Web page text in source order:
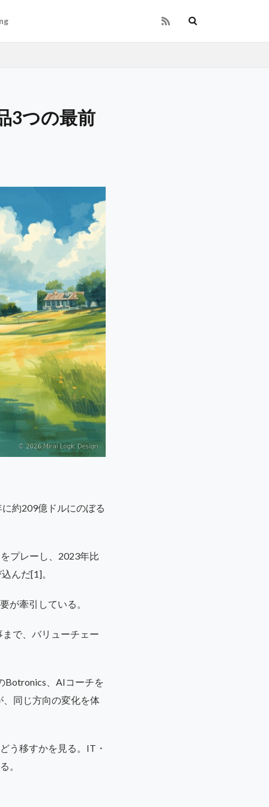
3つの最前
約209億ドルにのぼる
プレーし、2023年比
んだ[1]。
が牽引している。
で、バリューチェー
Botronics、AIコーチを
、同じ方向の変化を体
う移すかを見る。IT・
。